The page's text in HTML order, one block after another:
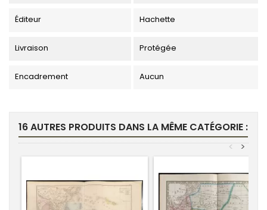
Éditeur Hachette
Livraison Protégée
Encadrement Aucun
16 AUTRES PRODUITS DANS LA MÊME CATÉGORIE :
>
<